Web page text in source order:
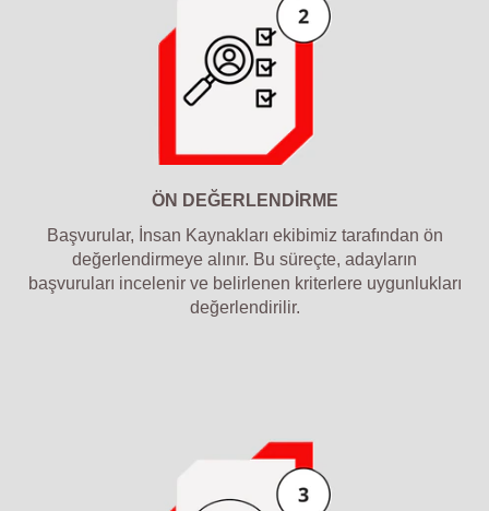
ÖN DEĞERLENDİRME
Başvurular, İnsan Kaynakları ekibimiz tarafından ön
değerlendirmeye alınır. Bu süreçte, adayların
başvuruları incelenir ve belirlenen kriterlere uygunlukları
değerlendirilir.